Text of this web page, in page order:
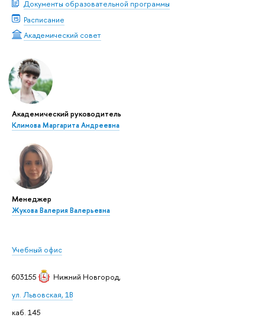
Документы образовательной программы
Расписание
Академический совет
Академический руководитель
Климова Маргарита Андреевна
Менеджер
Жукова Валерия Валерьевна
Учебный офис
603155 Нижний Новгород,
ул. Львовская, 1В
каб. 145